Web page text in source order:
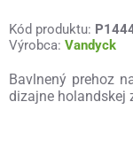
Kód produktu:
Výrobca: Vandyck
Bavlnený prehoz
dizajne holandskej